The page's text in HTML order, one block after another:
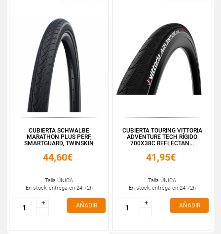
CUBIERTA SCHWALBE
MARATHON PLUS PERF,
SMARTGUARD, TWINSKIN
44,60€
Talla ÚNICA
En stock, entrega en 24-72h
+
-
+
-
AÑADIR
CUBIERTA TOURING VITTORIA
ADVENTURE TECH RÍGIDO
700X38C REFLECTAN...
41,95€
Talla ÚNICA
En stock, entrega en 24-72h
+
-
+
-
AÑADIR